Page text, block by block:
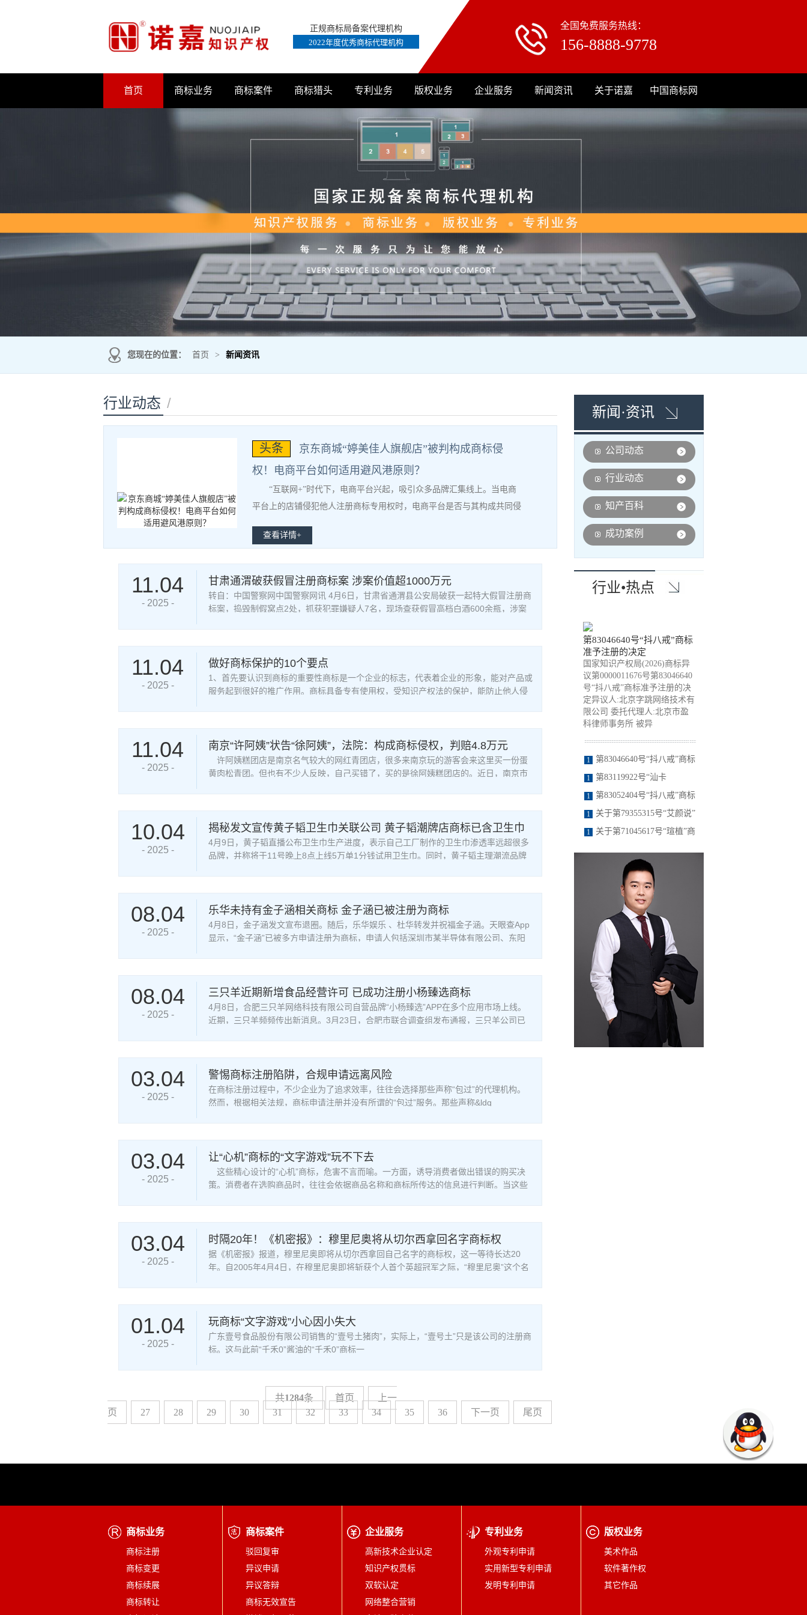
正规商标局备案代理机构
2022年度优秀商标代理机构
全国免费服务热线：
156-8888-9778
首页 商标业务 商标案件 商标猎头 专利业务 版权业务 企业服务 新闻资讯 关于诺嘉 中国商标网
您现在的位置： 首页 > 新闻资讯
新闻·资讯
公司动态
行业动态
知产百科
成功案例
行业•热点
第83046640号“抖八戒”商标
准予注册的决定
国家知识产权局(2026)商标异
议第0000011676号第83046640
号“抖八戒”商标准予注册的决
定异议人:北京字跳网络技术有
限公司 委托代理人:北京市盈
科律师事务所 被异
1
第83046640号“抖八戒”商标
准予注册的决定
1
第83119922号“汕卡
SHANKA”商标准予注册的决
定
1
第83052404号“抖八戒”商标
准予注册的决定
1
关于第79355315号“艾颜说”
商标驳回复审决定书
1
关于第71045617号“瑄植”商
行业动态 /
头条
京东商城“婷美佳人旗舰店”被判构成商标侵
权！电商平台如何适用避风港原则？
“互联网+”时代下，电商平台兴起，吸引众多品牌汇集线上。当电商
平台上的店铺侵犯他人注册商标专用权时，电商平台是否与其构成共同侵
查看详情+
11.04
- 2025 -
甘肃通渭破获假冒注册商标案 涉案价值超1000万元
转自：中国警察网中国警察网讯 4月6日，甘肃省通渭县公安局破获一起特大假冒注册商
标案，捣毁制假窝点2处，抓获犯罪嫌疑人7名，现场查获假冒高档白酒600余瓶，涉案
11.04
- 2025 -
做好商标保护的10个要点
1、首先要认识到商标的重要性商标是一个企业的标志，代表着企业的形象，能对产品或
服务起到很好的推广作用。商标具备专有使用权，受知识产权法的保护，能防止他人侵
11.04
- 2025 -
南京“许阿姨”状告“徐阿姨”，法院：构成商标侵权，判赔4.8万元
许阿姨糕团店是南京名气较大的网红青团店，很多来南京玩的游客会来这里买一份蛋
黄肉松青团。但也有不少人反映，自己买错了，买的是徐阿姨糕团店的。近日，南京市
10.04
- 2025 -
揭秘发文宣传黄子韬卫生巾关联公司 黄子韬潮牌店商标已含卫生巾
商品服务
4月9日，黄子韬直播公布卫生巾生产进度，表示自己工厂制作的卫生巾渗透率远超很多
品牌，并称将于11号晚上8点上线5万单1分钱试用卫生巾。同时，黄子韬主理潮流品牌
08.04
- 2025 -
乐华未持有金子涵相关商标 金子涵已被注册为商标
4月8日，金子涵发文宣布退圈。随后，乐华娱乐 、杜华转发并祝福金子涵。天眼查App
显示，“金子涵”已被多方申请注册为商标，申请人包括深圳市某半导体有限公司、东阳
08.04
- 2025 -
三只羊近期新增食品经营许可 已成功注册小杨臻选商标
4月8日，合肥三只羊网络科技有限公司自营品牌“小杨臻选”APP在多个应用市场上线。
近期，三只羊频频传出新消息。3月23日，合肥市联合调查组发布通报，三只羊公司已
03.04
- 2025 -
警惕商标注册陷阱，合规申请远离风险
在商标注册过程中，不少企业为了追求效率，往往会选择那些声称“包过”的代理机构。
然而，根据相关法规，商标申请注册并没有所谓的“包过”服务。那些声称&ldq
03.04
- 2025 -
让“心机”商标的“文字游戏”玩不下去
这些精心设计的“心机”商标，危害不言而喻。一方面，诱导消费者做出错误的购买决
策。消费者在选购商品时，往往会依据商品名称和商标所传达的信息进行判断。当这些
03.04
- 2025 -
时隔20年！《机密报》：穆里尼奥将从切尔西拿回名字商标权
据《机密报》报道，穆里尼奥即将从切尔西拿回自己名字的商标权，这一等待长达20
年。自2005年4月4日，在穆里尼奥即将斩获个人首个英超冠军之际，“穆里尼奥”这个名
01.04
- 2025 -
玩商标“文字游戏”小心因小失大
广东壹号食品股份有限公司销售的“壹号土猪肉”，实际上，“壹号土”只是该公司的注册商
标。这与此前“千禾0”酱油的“千禾0”商标一
共1284条 首页
上一
页
27 28 29 30 31 32 33 34 35 36 下一页 尾页
商标业务
商标注册
商标变更
商标续展
商标转让
商标案件
驳回复审
异议申请
异议答辩
商标无效宣告
企业服务
高新技术企业认定
知识产权贯标
双软认定
网络整合营销
专利业务
外观专利申请
实用新型专利申请
发明专利申请
版权业务
美术作品
软件著作权
其它作品